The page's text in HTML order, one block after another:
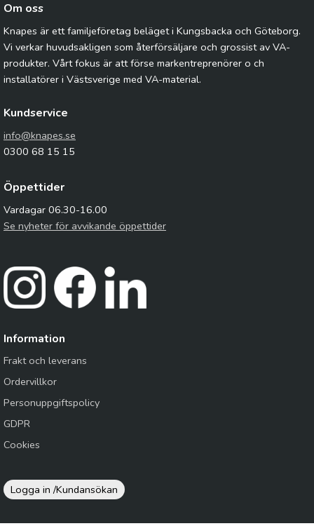
Om oss
Knapes är ett familjeföretag beläget i Kungsbacka och Göteborg.
Vi verkar huvudsakligen som återförsäljare och grossist av VA-
produkter. Vårt fokus är att förse markentreprenörer o ch
installatörer i Västsverige med VA-material.
Kundservice
info@knapes.se
0300 68 15 15
Öppettider
Vardagar 06.30-16.00
Se nyheter för avvikande öppettider
Information
Frakt och leverans
Ordervillkor
Personuppgiftspolicy
GDPR
Cookies
Logga in /Kundansökan